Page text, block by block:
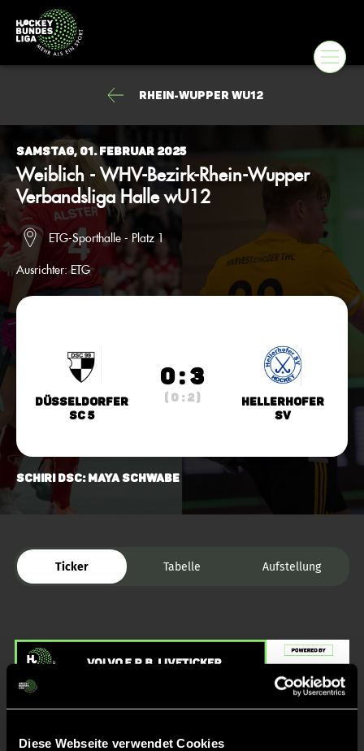
Diese Webseite verwendet Cookies
Rhein-Wupper wU12
Samstag, 01. Februar 2025
Weiblich - WHV-Bezirk-Rhein-Wupper
Verbandsliga Halle wU12
ETG-Sporthalle - Platz 1
Ausrichter:ETG
Düsseldorfer
SC 5
0 : 3
( 0 : 2 )
Hellerhofer
SV
Schiri DSC: Maya Schwabe
Ticker Tabelle Aufstellung